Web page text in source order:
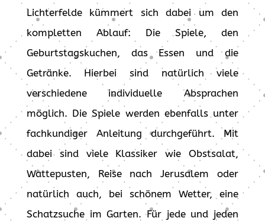
Lichterfelde kümmert sich dabei um den
kompletten Ablauf: Die Spiele, den
Geburtstagskuchen, das Essen und die
Getränke. Hierbei sind natürlich viele
verschiedene individuelle Absprachen
möglich. Die Spiele werden ebenfalls unter
fachkundiger Anleitung durchgeführt. Mit
dabei sind viele Klassiker wie Obstsalat,
Wattepusten, Reise nach Jerusalem oder
natürlich auch, bei schönem Wetter, eine
Schatzsuche im Garten. Für jede und jeden